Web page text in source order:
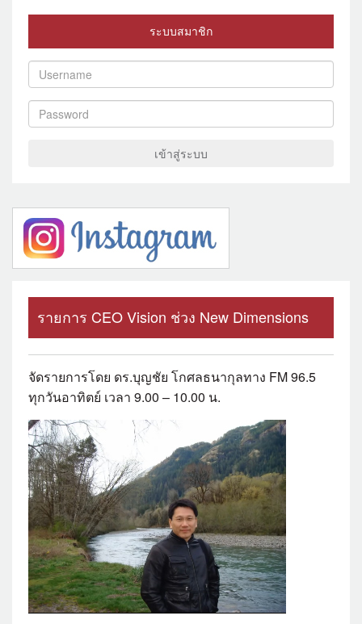
ระบบสมาชิก
เข้าสู่ระบบ
รายการ CEO Vision ช่วง New Dimensions
จัดรายการโดย ดร.บุญชัย โกศลธนากุลทาง FM 96.5
ทุกวันอาทิตย์ เวลา 9.00 – 10.00 น.